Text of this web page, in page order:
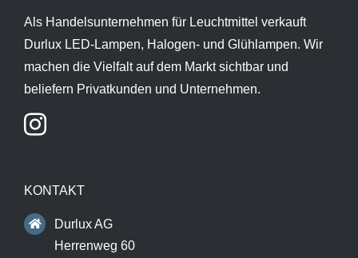
Als Handelsunternehmen für Leuchtmittel verkauft
Durlux LED-Lampen, Halogen- und Glühlampen. Wir
machen die Vielfalt auf dem Markt sichtbar und
beliefern Privatkunden und Unternehmen.
KONTAKT
Durlux AG
Herrenweg 60